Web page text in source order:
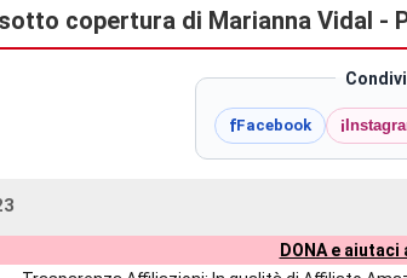
I
Recensioni,
copertura di Marianna Vidal -
fFacebook i
DONA e